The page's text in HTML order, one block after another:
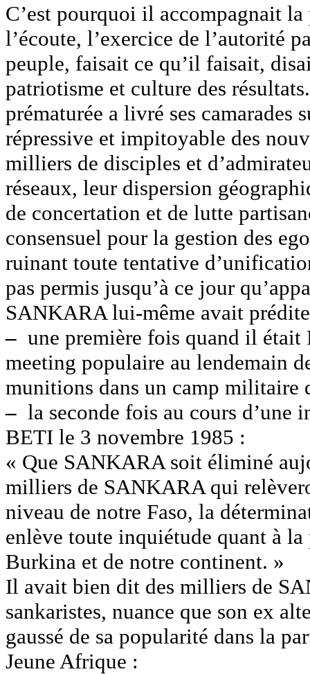
C’est pourquoi il accompagnait
l’écoute, l’exercice de l’autorité
peuple, faisait ce qu’il faisait,
patriotisme et culture des
prématurée a livré ses camarades
répressive et impitoyable des
milliers de disciples et
réseaux, leur dispersion
de concertation et de lutte
consensuel pour la gestion des
ruinant toute tentative
pas permis jusqu’à ce jour
SANKARA lui-même avait
– une première fois quand il était
meeting populaire au lendemain
munitions dans un camp militaire
– la seconde fois au cours
BETI le 3 novembre 1985 :
« Que SANKARA soit éliminé
milliers de SANKARA qui
niveau de notre Faso, la
enlève toute inquiétude quant à
Burkina et de notre continent. »
Il avait bien dit des milliers de
sankaristes, nuance que son ex
gaussé de sa popularité dans la
Jeune Afrique :